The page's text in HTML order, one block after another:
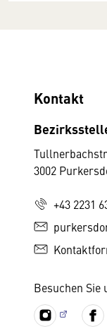
Kontakt
3002
+43 2231
Besuchen Sie